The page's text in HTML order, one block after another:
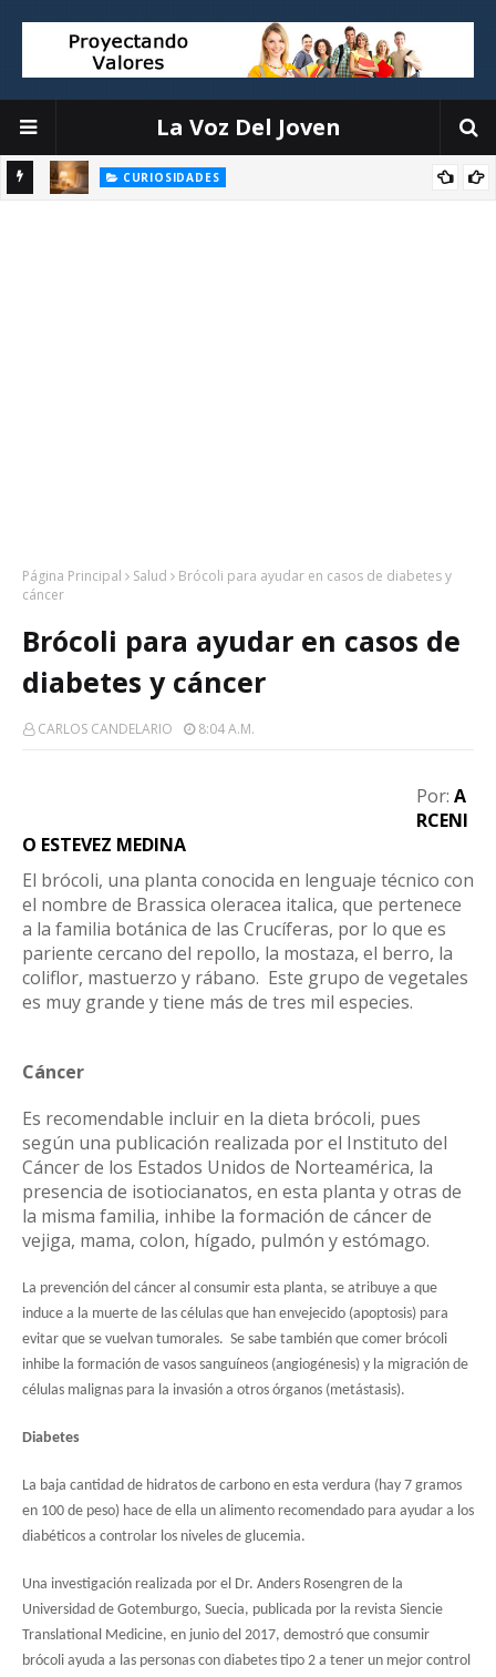
La Voz Del Joven
CURIOSIDADES
Página Principal Salud
Brócoli para ayudar en casos de diabetes y
cáncer
Brócoli para ayudar en casos de
diabetes y cáncer
CARLOS CANDELARIO 8:04 A.m.
Por: A
RCENI
O ESTEVEZ MEDINA
El brócoli, una planta conocida en lenguaje técnico con
el nombre de Brassica oleracea italica, que pertenece
a la familia botánica de las Crucíferas, por lo que es
pariente cercano del repollo, la mostaza, el berro, la
coliflor, mastuerzo y rábano. Este grupo de vegetales
es muy grande y tiene más de tres mil especies.
Cáncer
Es recomendable incluir en la dieta brócoli, pues
según una publicación realizada por el Instituto del
Cáncer de los Estados Unidos de Norteamérica, la
presencia de isotiocianatos, en esta planta y otras de
la misma familia, inhibe la formación de cáncer de
vejiga, mama, colon, hígado, pulmón y estómago.
La prevención del cáncer al consumir esta planta, se atribuye a que
induce a la muerte de las células que han envejecido (apoptosis) para
evitar que se vuelvan tumorales. Se sabe también que comer brócoli
inhibe la formación de vasos sanguíneos (angiogénesis) y la migración de
células malignas para la invasión a otros órganos (metástasis).
Diabetes
La baja cantidad de hidratos de carbono en esta verdura (hay 7 gramos
en 100 de peso) hace de ella un alimento recomendado para ayudar a los
diabéticos a controlar los niveles de glucemia.
Una investigación realizada por el Dr. Anders Rosengren de la
Universidad de Gotemburgo, Suecia, publicada por la revista Siencie
Translational Medicine, en junio del 2017, demostró que consumir
brócoli ayuda a las personas con diabetes tipo 2 a tener un mejor control